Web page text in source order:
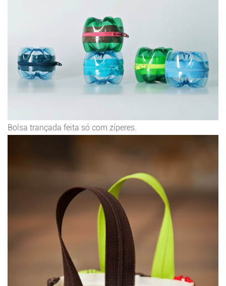
Bolsa trançada feita só com zíperes.